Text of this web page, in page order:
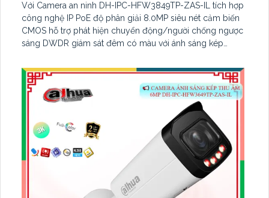
Với Camera an ninh DH-IPC-HFW3849TP-ZAS-IL tích hợp
công nghệ IP PoE độ phân giải 8.0MP siêu nét cảm biến
CMOS hỗ trợ phát hiện chuyển động/người chống ngược
sáng DWDR giám sát đêm có màu với ánh sáng kép